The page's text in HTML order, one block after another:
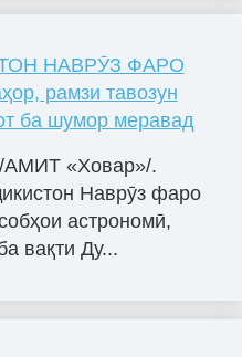
НАВРӮЗ ФАРО
рамзи тавозун
ба шумор меравад
«Ховар»/.
Наврӯз фаро
астрономӣ,
вақти Ду...